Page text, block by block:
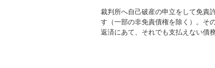
裁判所へ自己破産の申立をして免責
す（一部の非免責債権を除く）。そ
返済にあて、それでも支払えない債